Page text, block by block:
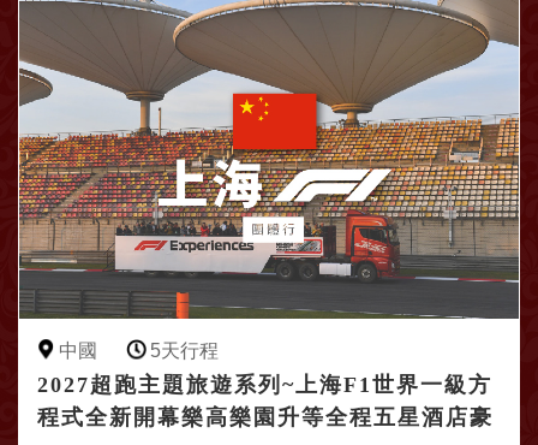
中國 5天行程
2027超跑主題旅遊系列~上海F1世界一級方
程式全新開幕樂高樂園升等全程五星酒店豪